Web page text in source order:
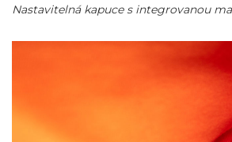
Nastavitelná kapuce s integrovanou